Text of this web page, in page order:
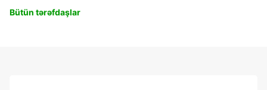
Bütün tərəfdaşlar